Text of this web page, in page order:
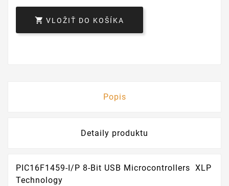
 VLOŽIŤ DO KOŠÍKA
Popis
Detaily produktu
PIC16F1459-I/P 8-Bit USB Microcontrollers XLP
Technology